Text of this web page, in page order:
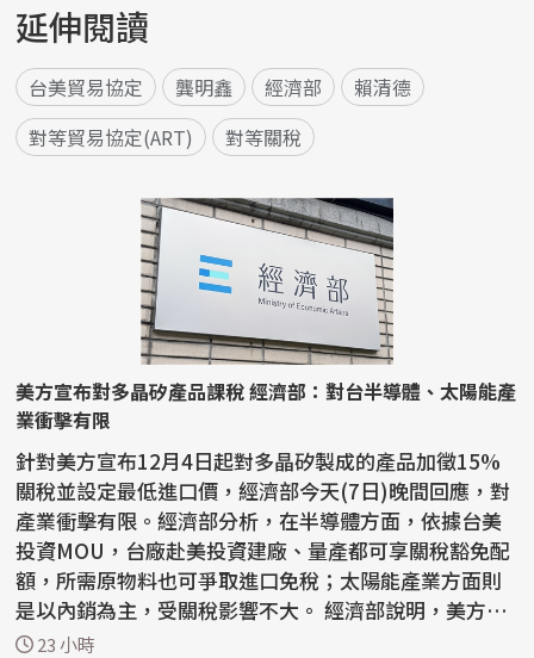
延伸閱讀
台美貿易協定 龔明鑫 經濟部
賴清德
對等貿易協定(ART)
對等關稅
美方宣布對多晶矽產品課稅 經濟部：對台半導體、太陽能產
業衝擊有限
針對美方宣布12月4日起對多晶矽製成的產品加徵15%
關稅並設定最低進口價，經濟部今天(7日)晚間回應，對
產業衝擊有限。經濟部分析，在半導體方面，依據台美
投資MOU，台廠赴美投資建廠、量產都可享關稅豁免配
額，所需原物料也可爭取進口免稅；太陽能產業方面則
是以內銷為主，受關稅影響不大。 經濟部說明，美方目
的在...
23 小時